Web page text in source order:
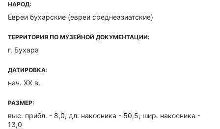
НАРОД:
Евреи бухарские (евреи среднеазиатские)
ТЕРРИТОРИЯ ПО МУЗЕЙНОЙ ДОКУМЕНТАЦИИ:
г. Бухара
ДАТИРОВКА:
нач. XX в.
РАЗМЕР:
выс. прибл. - 8,0; дл. накосника - 50,5; шир. накосника -
13,0